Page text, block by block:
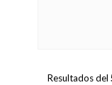
Resultados del